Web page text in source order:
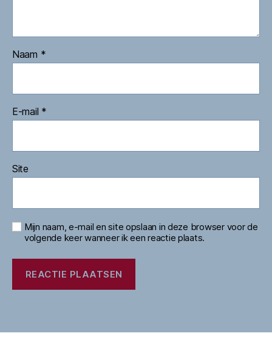
Naam *
E-mail *
Site
Mijn naam, e-mail en site opslaan in deze browser voor de
volgende keer wanneer ik een reactie plaats.